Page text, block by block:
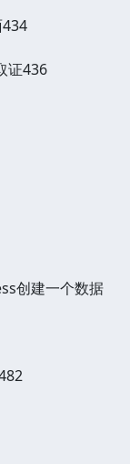
证436
创建一个数据